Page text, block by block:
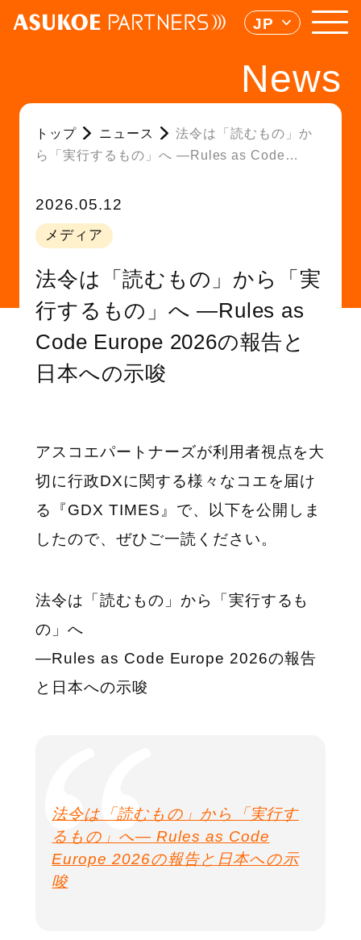
JP
News
トップ ニュース
法令は「読むもの」か
ら「実行するもの」へ ―Rules as Code
2026.05.12
メディア
法令は「読むもの」から「実
行するもの」へ ―Rules as
Code Europe 2026の報告と
日本への示唆
アスコエパートナーズが利用者視点を大
切に行政DXに関する様々なコエを届け
る『GDX TIMES』で、以下を公開しま
したので、ぜひご一読ください。
法令は「読むもの」から「実行するも
の」へ
―Rules as Code Europe 2026の報告
と日本への示唆
法令は「読むもの」から「実行す
るもの」へ― Rules as Code
Europe 2026の報告と日本への示
唆